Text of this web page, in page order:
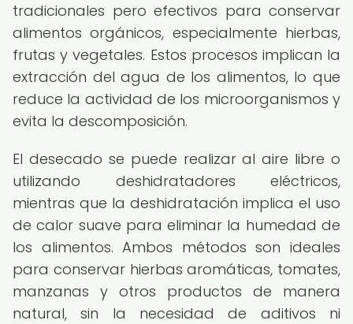
tradicionales pero efectivos para conservar
alimentos orgánicos, especialmente hierbas,
frutas y vegetales. Estos procesos implican la
extracción del agua de los alimentos, lo que
reduce la actividad de los microorganismos y
evita la descomposición.
El desecado se puede realizar al aire libre o
utilizando deshidratadores eléctricos,
mientras que la deshidratación implica el uso
de calor suave para eliminar la humedad de
los alimentos. Ambos métodos son ideales
para conservar hierbas aromáticas, tomates,
manzanas y otros productos de manera
natural, sin la necesidad de aditivos ni